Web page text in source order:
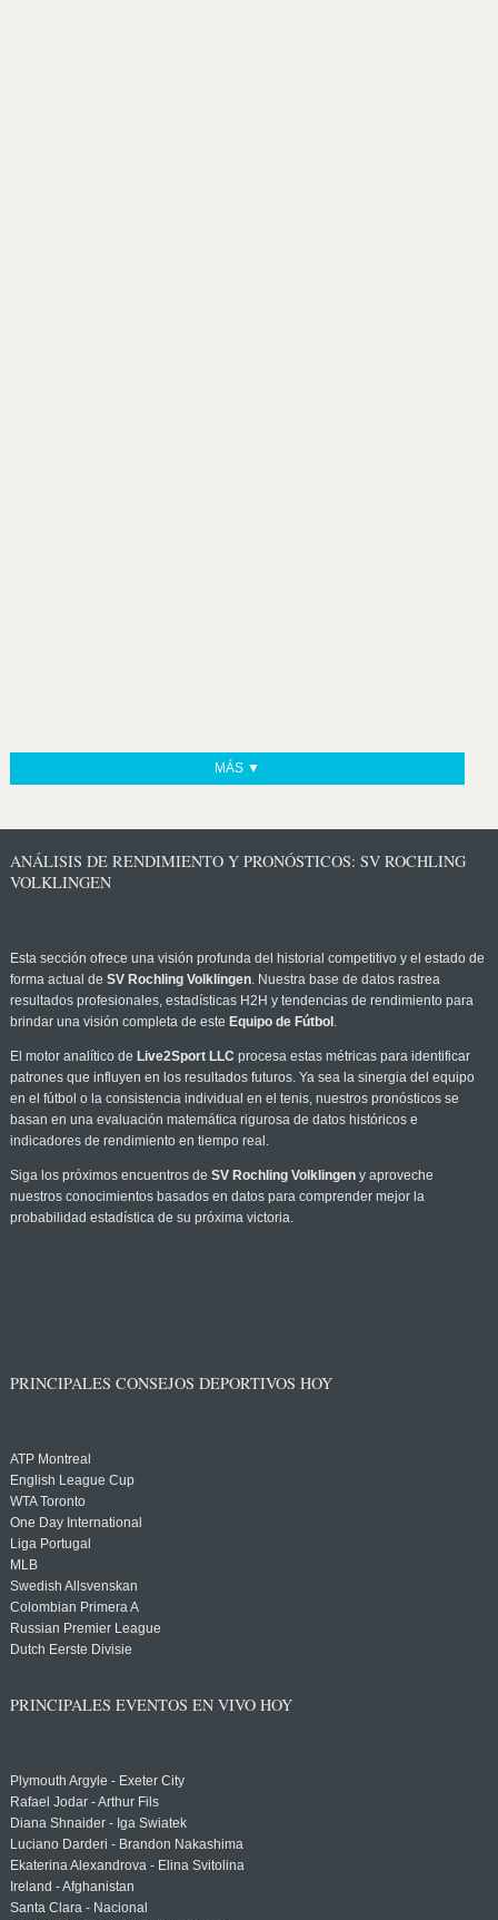
MÁS ▼
ANÁLISIS DE RENDIMIENTO Y PRONÓSTICOS: SV ROCHLING
VOLKLINGEN
Esta sección ofrece una visión profunda del historial competitivo y el estado de
forma actual de SV Rochling Volklingen. Nuestra base de datos rastrea
resultados profesionales, estadísticas H2H y tendencias de rendimiento para
brindar una visión completa de este Equipo de Fútbol .
El motor analítico de Live2Sport LLC procesa estas métricas para identificar
patrones que influyen en los resultados futuros. Ya sea la sinergia del equipo
en el fútbol o la consistencia individual en el tenis, nuestros pronósticos se
basan en una evaluación matemática rigurosa de datos históricos e
indicadores de rendimiento en tiempo real.
Siga los próximos encuentros de SV Rochling Volklingeny aproveche
nuestros conocimientos basados en datos para comprender mejor la
probabilidad estadística de su próxima victoria.
PRINCIPALES CONSEJOS DEPORTIVOS HOY
ATP Montreal
English League Cup
WTA Toronto
One Day International
Liga Portugal
MLB
Swedish Allsvenskan
Colombian Primera A
Russian Premier League
Dutch Eerste Divisie
PRINCIPALES EVENTOS EN VIVO HOY
Plymouth Argyle - Exeter City
Rafael Jodar - Arthur Fils
Diana Shnaider - Iga Swiatek
Luciano Darderi - Brandon Nakashima
Ekaterina Alexandrova - Elina Svitolina
Ireland - Afghanistan
Santa Clara - Nacional